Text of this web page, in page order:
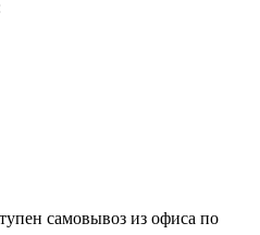
самовывоз из офиса по